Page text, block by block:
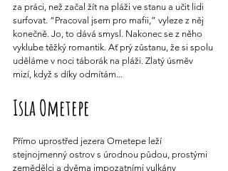
za práci, než začal žít na pláži ve stanu a učit lidi
surfovat. “Pracoval jsem pro mafii,” vyleze z něj
konečně. Jo, to dává smysl. Nakonec se z něho
vyklube těžký romantik. Ať prý zůstanu, že si spolu
uděláme v noci táborák na pláži. Zlatý úsměv
mizí, když s díky odmítám...
Isla Ometepe
Přímo uprostřed jezera Ometepe leží
stejnojmenný ostrov s úrodnou půdou, prostými
zemědělci a dvěma impozatními vulkány